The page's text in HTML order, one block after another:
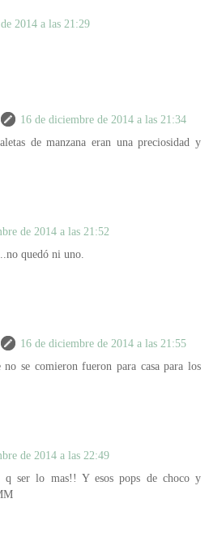
2014 a las 21:29
16 de diciembre de 2014 a las 21:34
de manzana eran una preciosidad y
de 2014 a las 21:52
quedó ni uno.
16 de diciembre de 2014 a las 21:55
se comieron fueron para casa para los
de 2014 a las 22:49
q ser lo mas!! Y esos pops de choco y